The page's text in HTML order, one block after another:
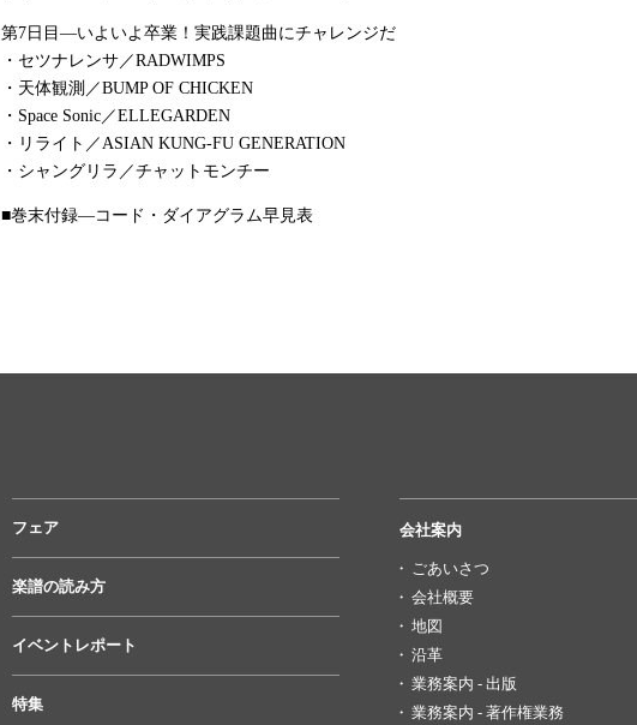
第7日目―いよいよ卒業！実践課題曲にチャレンジだ
・セツナレンサ／RADWIMPS
・天体観測／BUMP OF CHICKEN
・Space Sonic／ELLEGARDEN
・リライト／ASIAN KUNG-FU GENERATION
・シャングリラ／チャットモンチー
■巻末付録―コード・ダイアグラム早見表
フェア
楽譜の読み方
イベントレポート
特集
会社案内
ごあいさつ
会社概要
地図
沿革
業務案内 - 出版
業務案内 - 著作権業務